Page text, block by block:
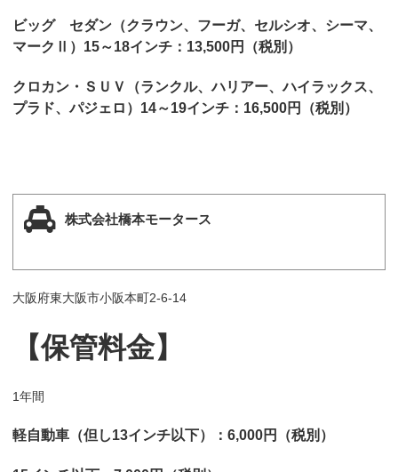
ビッグ セダン（クラウン、フーガ、セルシオ、シーマ、
マークⅡ）15～18インチ：13,500円（税別）
クロカン・ＳＵＶ（ランクル、ハリアー、ハイラックス、
プラド、パジェロ）14～19インチ：16,500円（税別）
株式会社橋本モータース
大阪府東大阪市小阪本町2-6-14
【保管料金】
1年間
軽自動車（但し13インチ以下）：6,000円（税別）